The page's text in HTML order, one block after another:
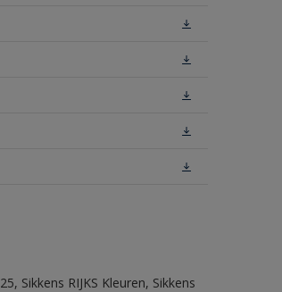
Sikkens RIJKS Kleuren, Sikkens